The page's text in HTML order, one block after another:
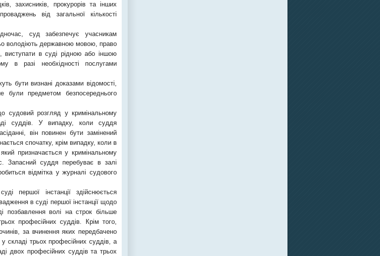
захисників, прокурорів та інших
від загальної кількості
суд забезпечує учасникам
володіють державною мовою, право
виступати в суді рідною або іншою
в разі необхідності послугами
бути визнані доказами відомості,
були предметом безпосереднього
судовий розгляд у кримінальному
суддів. У випадку, коли суддя
він повинен бути замінений
спочатку, крім випадку, коли в
призначається у кримінальному
Запасний суддя перебуває в залі
відмітка у журналі судового
першої інстанції здійснюється
в суді першої інстанції щодо
позбавлення волі на строк більше
професійних суддів. Крім того,
за вчинення яких передбачено
складі трьох професійних суддів, а
двох професійних суддів та трьох